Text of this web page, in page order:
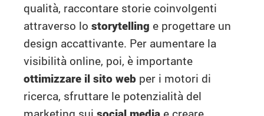
qualità, raccontare storie coinvolgenti
attraverso lo storytelling e progettare un
design accattivante. Per aumentare la
visibilità online, poi, è importante
ottimizzare il sito web per i motori di
ricerca, sfruttare le potenzialità del